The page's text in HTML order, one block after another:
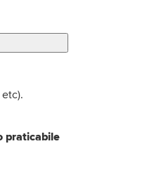
praticabile